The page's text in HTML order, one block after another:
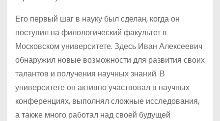
Его первый шаг в науку был сделан, когда он
поступил на филологический факультет в
Московском университете. Здесь Иван Алексеевич
обнаружил новые возможности для развития своих
талантов и получения научных знаний. В
университете он активно участвовал в научных
конференциях, выполнял сложные исследования,
а также много работал над своей будущей